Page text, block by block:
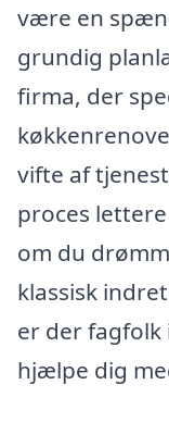
være en
grundig
firma, der
vifte af
proces
om du
klassisk
er der fagfolk
hjælpe dig